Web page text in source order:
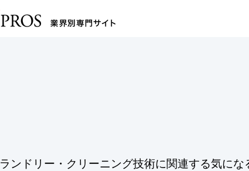
ランドリー・クリーニング技術に関連する気に